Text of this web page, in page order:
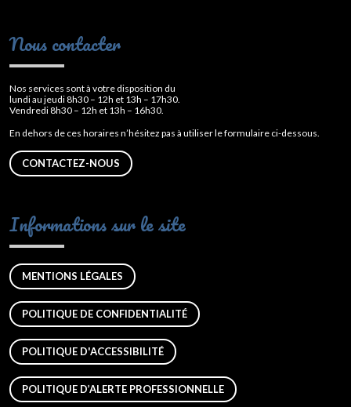
Nous contacter
Nos services sont à votre disposition du
lundi au jeudi 8h30 – 12h et 13h – 17h30.
Vendredi 8h30 – 12h et 13h – 16h30.
En dehors de ces horaires n’hésitez pas à utiliser le formulaire ci-dessous.
CONTACTEZ-NOUS
Informations sur le site
MENTIONS LÉGALES
POLITIQUE DE CONFIDENTIALITÉ
POLITIQUE D'ACCESSIBILITÉ
POLITIQUE D’ALERTE PROFESSIONNELLE